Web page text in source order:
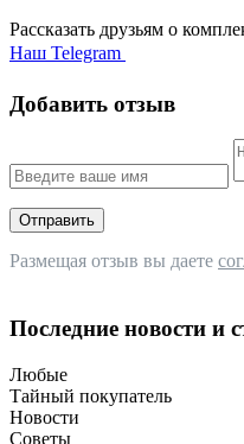
Рассказать друзьям о
Наш Telegram
Добавить отзыв
Отправить
Размещая отзыв вы даете
Последние новости и
Любые
Тайный покупатель
Новости
Советы